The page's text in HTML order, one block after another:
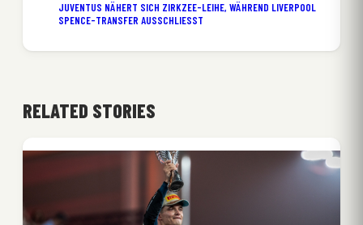
JUVENTUS NÄHERT SICH ZIRKZEE-LEIHE, WÄHREND LIVERPOOL
SPENCE-TRANSFER AUSSCHLIESST
RELATED STORIES